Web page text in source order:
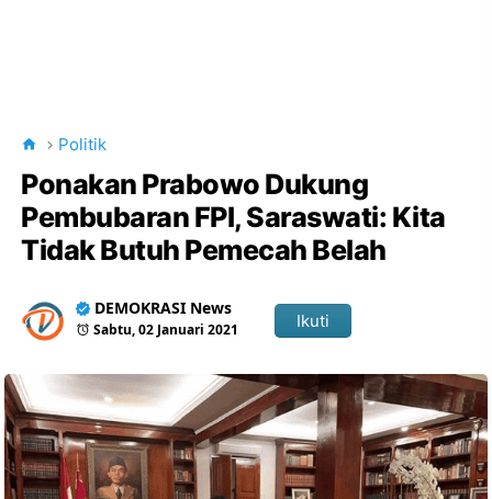
Politik
Ponakan Prabowo Dukung
Pembubaran FPI, Saraswati: Kita
Tidak Butuh Pemecah Belah
DEMOKRASI News
Sabtu, 02 Januari 2021 Ikuti